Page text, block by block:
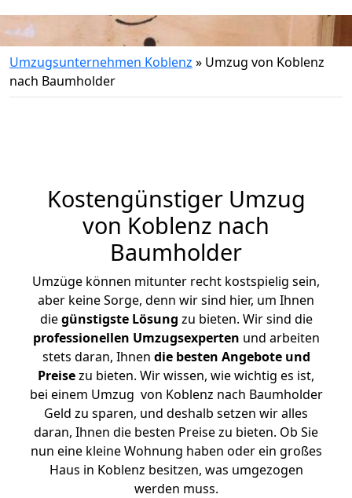
Umzugsunternehmen Koblenz » Umzug von Koblenz
nach Baumholder
Kostengünstiger Umzug
von Koblenz nach
Baumholder
Umzüge können mitunter recht kostspielig sein,
aber keine Sorge, denn wir sind hier, um Ihnen
diegünstigste Lösung zu bieten. Wir sind die
professionellen Umzugsexperten und arbeiten
stets daran, Ihnen die besten Angebote und
Preisezu bieten. Wir wissen, wie wichtig es ist,
bei einem Umzug von Koblenz nach Baumholder
Geld zu sparen, und deshalb setzen wir alles
daran, Ihnen die besten Preise zu bieten. Ob Sie
nun eine kleine Wohnung haben oder ein großes
Haus in Koblenz besitzen, was umgezogen
werden muss.